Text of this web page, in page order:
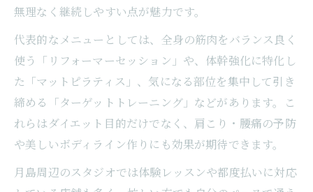
無理なく継続しやすい点が魅力です。
代表的なメニューとしては、全身の筋肉をバランス良く
使う「リフォーマーセッション」や、体幹強化に特化し
た「マットピラティス」、気になる部位を集中して引き
締める「ターゲットトレーニング」などがあります。こ
れらはダイエット目的だけでなく、肩こり・腰痛の予防
や美しいボディライン作りにも効果が期待できます。
月島周辺のスタジオでは体験レッスンや都度払いに対応